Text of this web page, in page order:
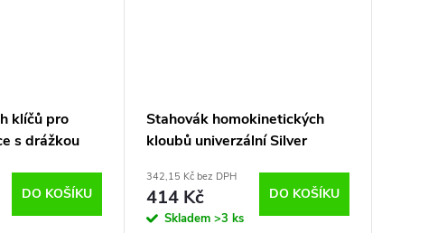
klíčů pro
s drážkou
DO KOŠÍKU
Stahovák homokinetických
kloubů univerzální Silver
342,15 Kč bez DPH
414 Kč
Skladem >3 ks
DO KOŠÍKU